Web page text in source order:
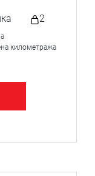
2
километража